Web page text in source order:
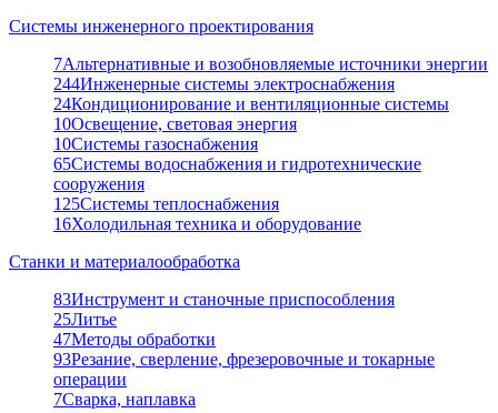
Системы инженерного проектирования
7Альтернативные и возобновляемые источники энергии
244Инженерные системы электроснабжения
24Кондиционирование и вентиляционные системы
10Освещение, световая энергия
10Системы газоснабжения
65Системы водоснабжения и гидротехнические
сооружения
125Системы теплоснабжения
16Холодильная техника и оборудование
Станки и материалообработка
83Инструмент и станочные приспособления
25Литье
47Методы обработки
93Резание, сверление, фрезеровочные и токарные
операции
7Сварка, наплавка